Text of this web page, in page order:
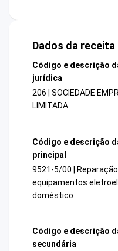
Dados da receita
Código e descrição
jurídica
206 | SOCIEDADE
LIMITADA
Código e descrição
principal
9521-5/00 |
equipamentos
doméstico
Código e descrição
secundária